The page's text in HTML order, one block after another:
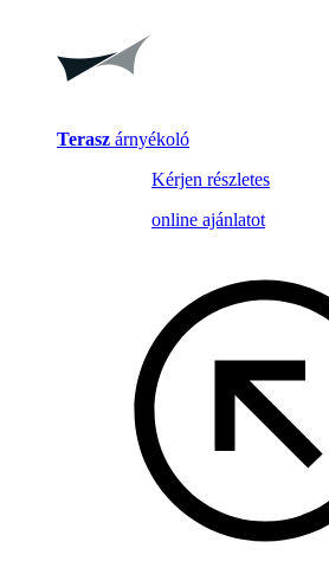
Terasz árnyékoló
Kérjen részletes
online ajánlatot